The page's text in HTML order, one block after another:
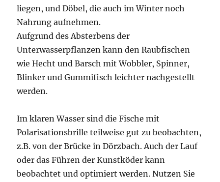
liegen, und Döbel, die auch im Winter noch
Nahrung aufnehmen.
Aufgrund des Absterbens der
Unterwasserpflanzen kann den Raubfischen
wie Hecht und Barsch mit Wobbler, Spinner,
Blinker und Gummifisch leichter nachgestellt
werden.
Im klaren Wasser sind die Fische mit
Polarisationsbrille teilweise gut zu beobachten,
z.B. von der Brücke in Dörzbach. Auch der Lauf
oder das Führen der Kunstköder kann
beobachtet und optimiert werden. Nutzen Sie